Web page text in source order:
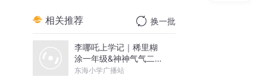
相关推荐 换一批
李哪吒上学记｜稀里糊
涂一年级&神神气气二年
级
东海小学广播站